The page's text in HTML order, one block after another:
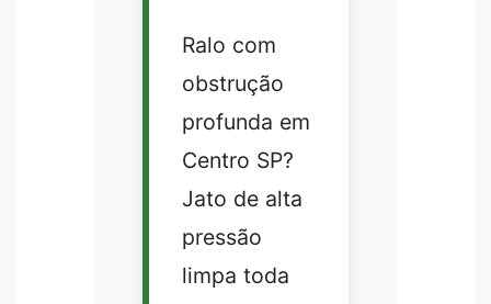
Ralo com
obstrução
profunda em
Centro SP?
Jato de alta
pressão
limpa toda